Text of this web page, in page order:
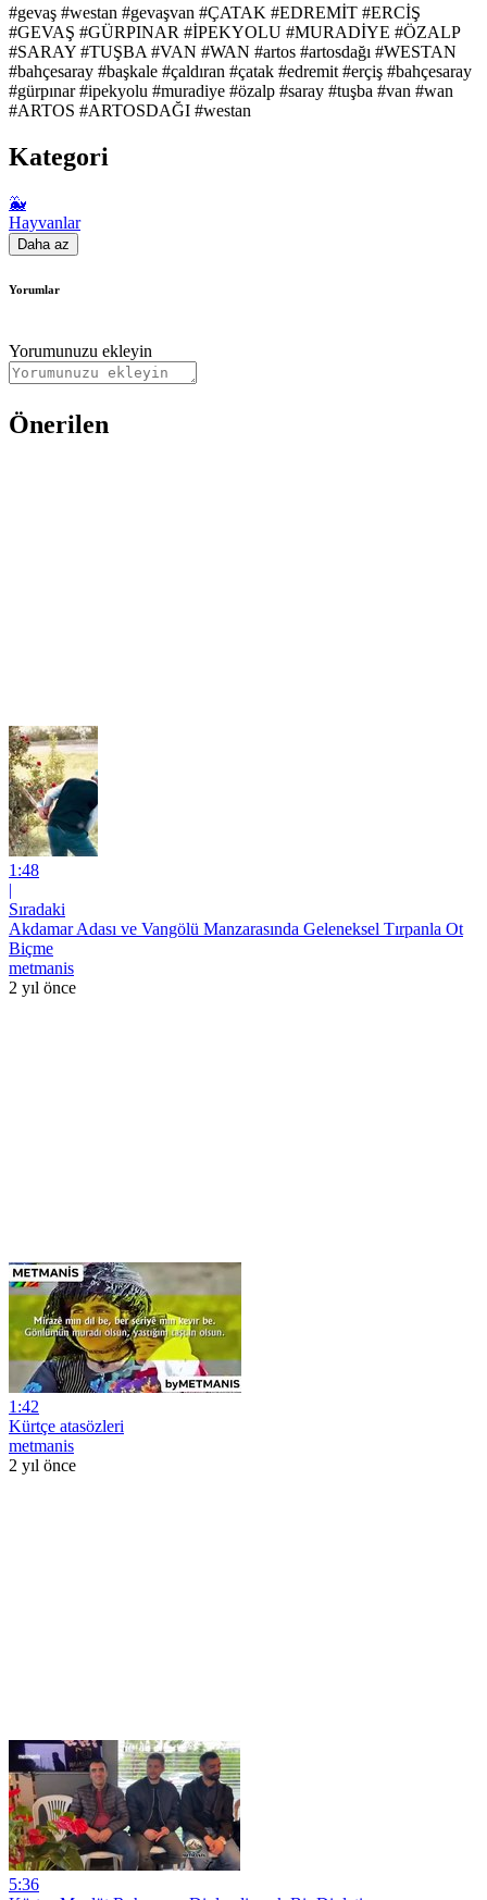
#gevaş #westan #gevaşvan #ÇATAK #EDREMİT #ERCİŞ
#GEVAŞ #GÜRPINAR #İPEKYOLU #MURADİYE #ÖZALP
#SARAY #TUŞBA #VAN #WAN #artos #artosdağı #WESTAN
#bahçesaray #başkale #çaldıran #çatak #edremit #erçiş #bahçesaray
#gürpınar #ipekyolu #muradiye #özalp #saray #tuşba #van #wan
#ARTOS #ARTOSDAĞI #westan
Kategori
🐳
Hayvanlar
Daha az
Yorumlar
Yorumunuzu ekleyin
Önerilen
1:48
|
Sıradaki
Akdamar Adası ve Vangölü Manzarasında Geleneksel Tırpanla Ot
Biçme
metmanis
2 yıl önce
1:42
Kürtçe atasözleri
metmanis
2 yıl önce
5:36